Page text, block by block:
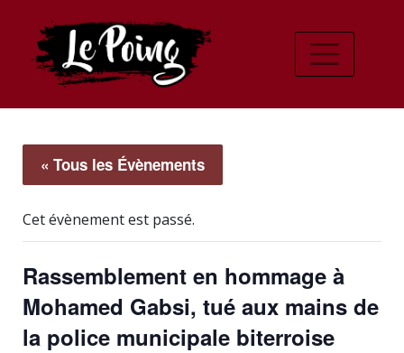
« Tous les Évènements
Cet évènement est passé.
Rassemblement en hommage à
Mohamed Gabsi, tué aux mains de
la police municipale biterroise